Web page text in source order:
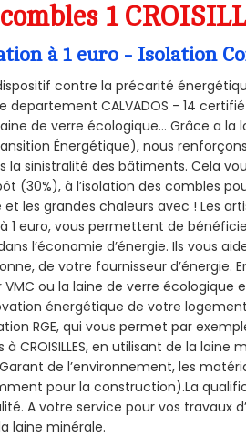
1
à 1 euro - Isolation
contre la précarité
CALVADOS - 14
de verre écologique... Grâce a la
Énergétique), nous
la sinistralité des bâtiments. Cela
(30%), à l’isolation des combles
les grandes chaleurs avec ! Les
à 1 euro, vous permettent de
l’économie d’énergie. Ils vous
de votre fournisseur d’énergie.
ou la laine de verre écologique
énergétique de votre
RGE, qui vous permet par
à CROISILLES, en utilisant de la
de l’environnement, les
pour la construction).La
A votre service pour vos travaux
laine minérale.